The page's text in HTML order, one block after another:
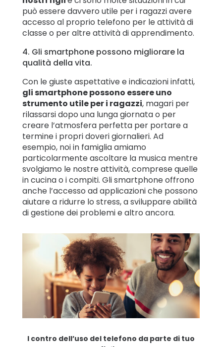
può essere davvero utile per i ragazzi avere
accesso al proprio telefono per le attività di
classe o per altre attività di apprendimento.
4. Gli smartphone possono migliorare la
qualità della vita.
Con le giuste aspettative e indicazioni infatti,
gli smartphone possono essere uno
strumento utile per i ragazzi, magari per
rilassarsi dopo una lunga giornata o per
creare l’atmosfera perfetta per portare a
termine i propri doveri giornalieri. Ad
esempio, noi in famiglia amiamo
particolarmente ascoltare la musica mentre
svolgiamo le nostre attività, comprese quelle
in cucina o i compiti. Gli smartphone offrono
anche l’accesso ad applicazioni che possono
aiutare a ridurre lo stress, a sviluppare abilità
di gestione dei problemi e altro ancora.
I contro dell’uso del telefono da parte di tuo